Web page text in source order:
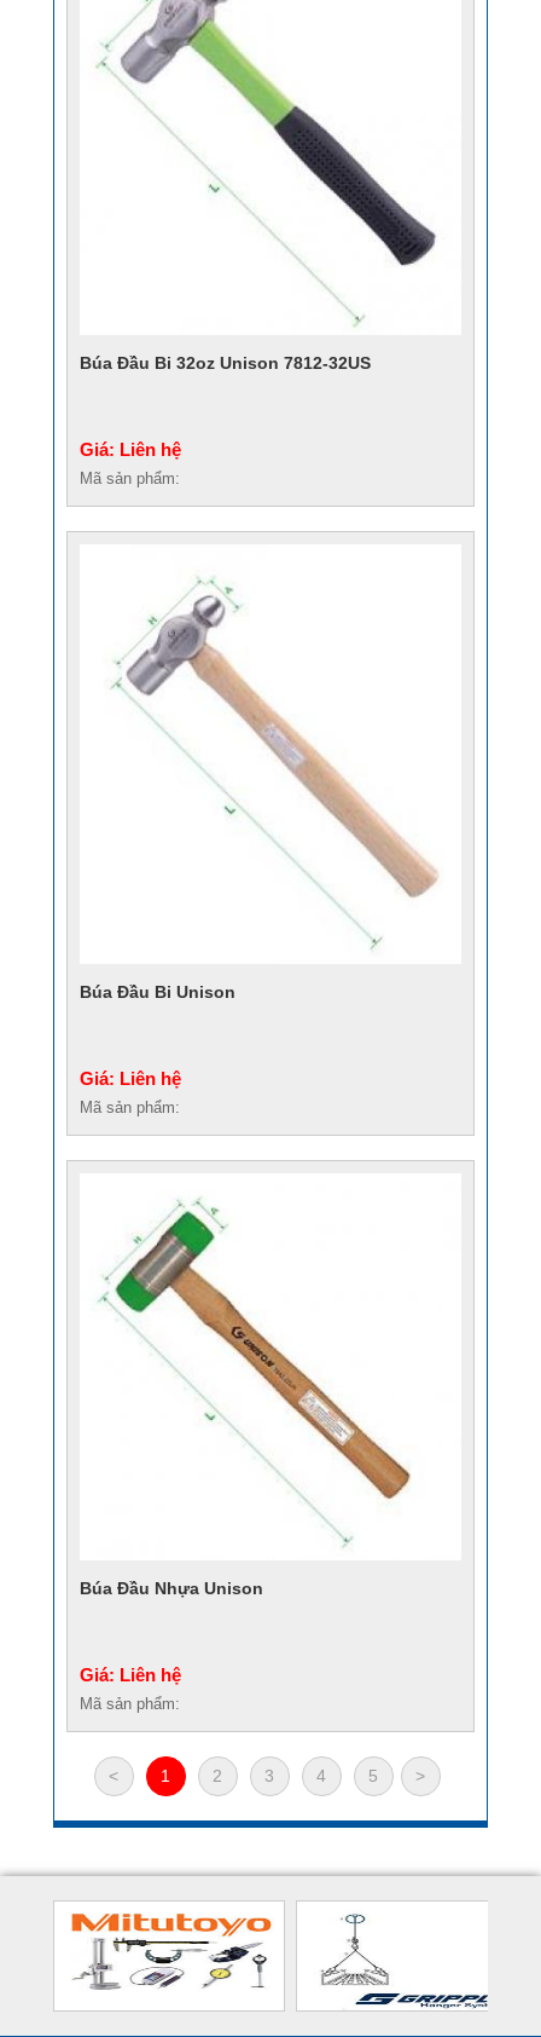
Búa Đầu Bi 32oz Unison 7812-32US
Giá: Liên hệ
Mã sản phẩm:
Búa Đầu Bi Unison
Giá: Liên hệ
Mã sản phẩm:
Búa Đầu Nhựa Unison
Giá: Liên hệ
Mã sản phẩm:
< 1 2 3 4 5 >